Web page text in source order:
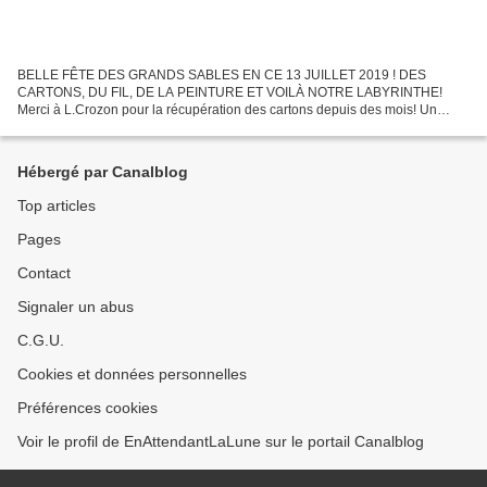
BELLE FÊTE DES GRANDS SABLES EN CE 13 JUILLET 2019 ! DES
CARTONS, DU FIL, DE LA PEINTURE ET VOILÀ NOTRE LABYRINTHE!
Merci à L.Crozon pour la récupération des cartons depuis des mois! Un
Hébergé par Canalblog
Top articles
Pages
Contact
Signaler un abus
C.G.U.
Cookies et données personnelles
Préférences cookies
Voir le profil de EnAttendantLaLune sur le portail Canalblog